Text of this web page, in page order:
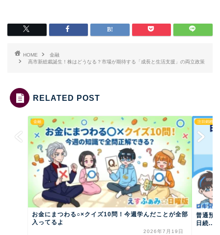
HOME
金融
高市新総裁誕生！株はどうなる？市場が期待する「成長と生活支援」の両立政策
RELATED POST
金融
お金にまつわる○×クイズ10問！今週学んだことが全部
入ってるよ
2026年7月19日
注目銘柄
普通預
日続...